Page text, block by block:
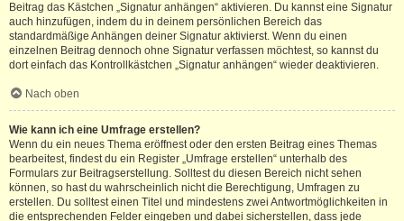
Beitrag das Kästchen „Signatur anhängen“ aktivieren. Du kannst eine Signatur
auch hinzufügen, indem du in deinem persönlichen Bereich das
standardmäßige Anhängen deiner Signatur aktivierst. Wenn du einen
einzelnen Beitrag dennoch ohne Signatur verfassen möchtest, so kannst du
dort einfach das Kontrollkästchen „Signatur anhängen“ wieder deaktivieren.
Nach oben
Wie kann ich eine Umfrage erstellen?
Wenn du ein neues Thema eröffnest oder den ersten Beitrag eines Themas
bearbeitest, findest du ein Register „Umfrage erstellen“ unterhalb des
Formulars zur Beitragserstellung. Solltest du diesen Bereich nicht sehen
können, so hast du wahrscheinlich nicht die Berechtigung, Umfragen zu
erstellen. Du solltest einen Titel und mindestens zwei Antwortmöglichkeiten in
die entsprechenden Felder eingeben und dabei sicherstellen, dass jede